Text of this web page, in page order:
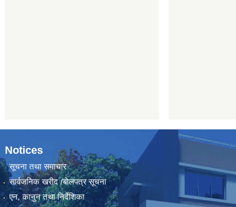
Notices
सूचना तथा समाचार
सार्वजनिक खरीद /बोलपत्र सूचना
एन, कानुन तथा निर्देशिका